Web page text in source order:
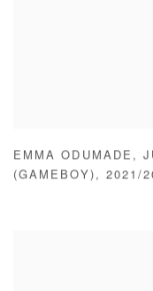
EMMA ODUMADE ,
(GAMEBOY) , 2021/